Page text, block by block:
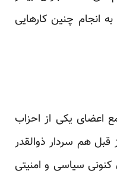
انجام چنین کارهایی
اعضای یکی از احزاب
هم سردار ذوالقدر
سیاسی و امنیتی